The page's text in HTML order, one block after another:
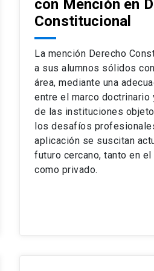
del programa hasta 8
principalmente a
expectativas profesionales,
de graduación de diciembre a
complejo y sofisticado
de nuestros alumnos,
especialmente orientado a las
lectivos, seminarios de
en los problemas legales
perfeccionamiento en los
compleja de los problemas
académico como en lo
con Mención en
Constitucional
La mención Derecho
a sus alumnos sólidos
área, mediante una
entre el marco doctrinario
de las instituciones
los desafíos
aplicación se suscitan
futuro cercano, tanto en
como privado.